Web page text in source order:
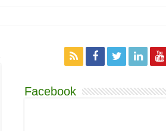
Facebook